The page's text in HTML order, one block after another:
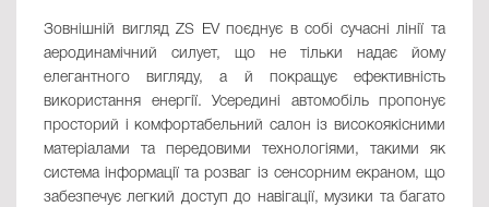
Зовнішній вигляд ZS EV поєднує в собі сучасні лінії та
аеродинамічний силует, що не тільки надає йому
елегантного вигляду, а й покращує ефективність
використання енергії. Усередині автомобіль пропонує
просторий і комфортабельний салон із високоякісними
матеріалами та передовими технологіями, такими як
система інформації та розваг із сенсорним екраном, що
забезпечує легкий доступ до навігації, музики та багато